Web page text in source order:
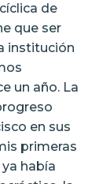
de
que ser
institución
un año. La
en sus
primeras
había